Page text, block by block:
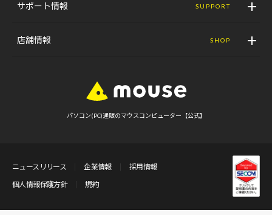
サポート情報 SUPPORT
店舗情報 SHOP
パソコン(PC)通販のマウスコンピューター【公式】
ニュースリリース 企業情報
採用情報
個人情報保護方針
規約